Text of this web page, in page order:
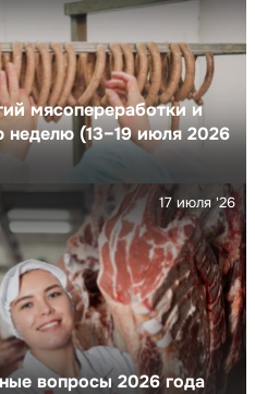
мясопереработки и
(13–19 июля 2026
вопросы 2026 года
17 июля '26